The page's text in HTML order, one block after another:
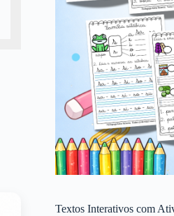
Textos Interativos com